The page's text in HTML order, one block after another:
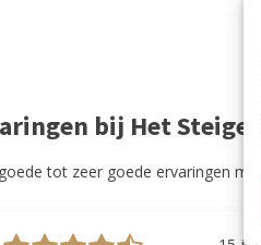
bij Het
tot zeer goede ervaringen